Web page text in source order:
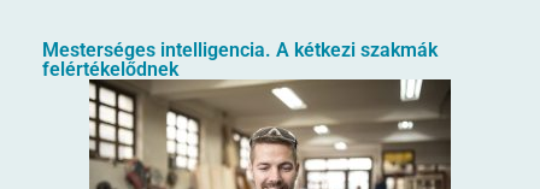
Mesterséges intelligencia. A kétkezi szakmák
felértékelődnek